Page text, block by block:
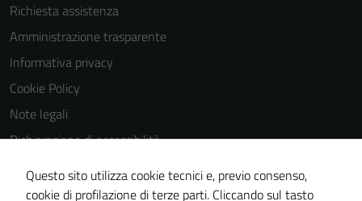
Richiesta assistenza
Amministrazione trasparente
Informativa privacy
Cookie Policy
Note legali
Dichiarazione di accessibilità
Dichiarazione di accessibilità Servizi
Whistleblowing
Questo sito utilizza cookie tecnici e, previo consenso,
cookie di profilazione di terze parti. Cliccando sul tasto
non raccolgono
informazioni